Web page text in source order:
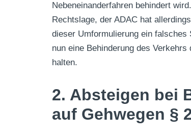
Nebeneinanderfahren behindert
Rechtslage, der ADAC hat
dieser Umformulierung ein falsches
nun eine Behinderung des
halten.
2. Absteigen bei
auf Gehwegen §